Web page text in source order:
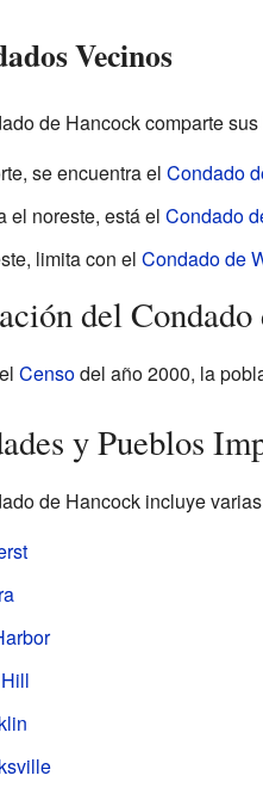
Vecinos
de Hancock comparte
se encuentra el Condado
el noreste, está el Condado
limita con el Condado de
del
Censodel año 2000, la
y Pueblos
de Hancock incluye